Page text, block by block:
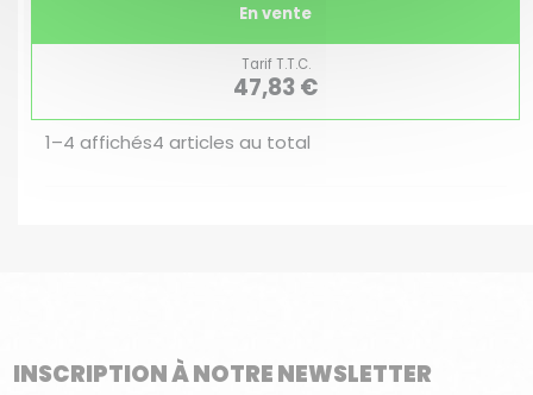
En vente
Tarif T.T.C.
47,83 €
1–4 affichés4 articles au total
INSCRIPTION À NOTRE NEWSLETTER